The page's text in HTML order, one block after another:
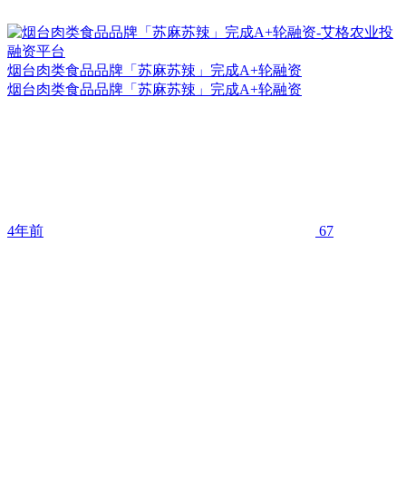
烟台肉类食品品牌「苏麻苏辣」完成A+轮融资
烟台肉类食品品牌「苏麻苏辣」完成A+轮融资
4年前 67